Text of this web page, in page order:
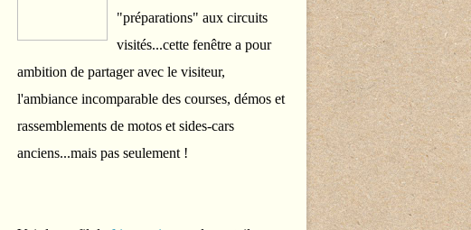
"préparations" aux circuits
visités...cette fenêtre a pour
ambition de partager avec le visiteur,
l'ambiance incomparable des courses, démos et
rassemblements de motos et sides-cars
anciens...mais pas seulement !